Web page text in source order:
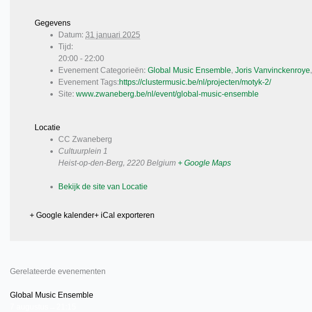
Gegevens
Datum: 31 januari 2025
Tijd:
20:00 - 22:00
Evenement Categorieën: Global Music Ensemble, Joris Vanvinckenroye,
Evenement Tags:https://clustermusic.be/nl/projecten/motyk-2/
Site: www.zwaneberg.be/nl/event/global-music-ensemble
Locatie
CC Zwaneberg
Cultuurplein 1
Heist-op-den-Berg, 2220 Belgium + Google Maps
Bekijk de site van Locatie
+ Google kalender+ iCal exporteren
Gerelateerde evenementen
Global Music Ensemble